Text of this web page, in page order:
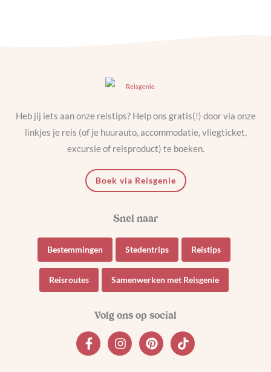
zéker e.e.a. opnemen in onze trip voor dit jaar
Jij bedankt voor je reactie Carel! Wat heerlijk dat jullie
naar Dubrovnik gaan. Heel fijn om te horen dat je iets
aan de tips hebt gehad. Ik wens je een hele fijne
vakantie!
INGEBORG KNOOOS
27 augustus 2019, 10:48
Heb jij iets aan onze reistips? Help ons gratis(!) door via onze
linkjes je reis (of je huurauto, accommodatie, vliegticket,
excursie of reisproduct) te boeken.
Boek via Reisgenie
Bestemmingen Stedentrips Reistips
Reisroutes Samenwerken met Reisgenie